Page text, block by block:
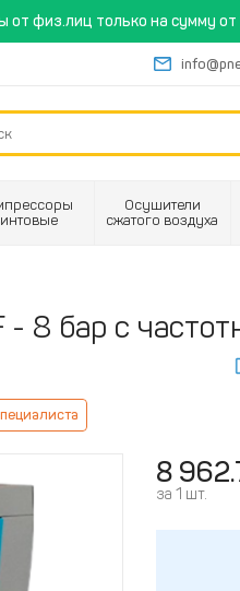
физ.лиц только на сумму от
Осушители
сжатого воздуха
8 бар с
8
за 1 шт.